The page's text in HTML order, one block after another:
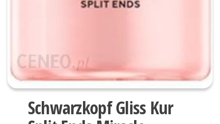
Schwarzkopf Gliss Kur